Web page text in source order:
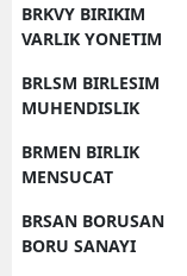
BRKVY BIRIKIM
VARLIK YONETIM
BRLSM BIRLESIM
MUHENDISLIK
BRMEN BIRLIK
MENSUCAT
BRSAN BORUSAN
BORU SANAYI